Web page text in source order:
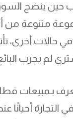
حين ينضج
متنوعة
أخرى،
لم يجرب البائع
يعرف بـمبيعات
أحيانًا